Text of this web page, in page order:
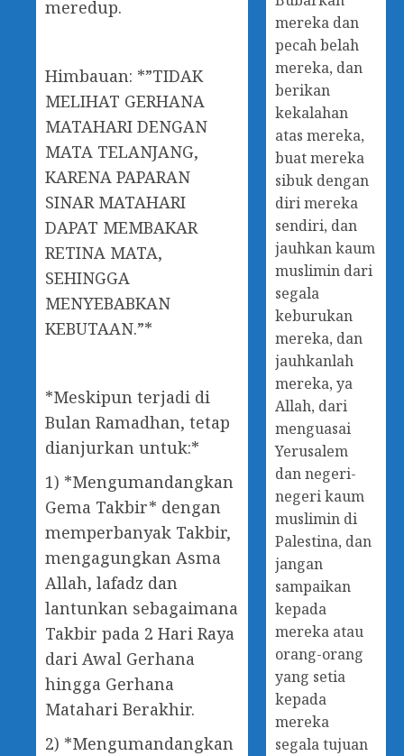
meredup.
Himbauan: *”TIDAK
MELIHAT GERHANA
MATAHARI DENGAN
MATA TELANJANG,
KARENA PAPARAN
SINAR MATAHARI
DAPAT MEMBAKAR
RETINA MATA,
SEHINGGA
MENYEBABKAN
KEBUTAAN.”*
*Meskipun terjadi di
Bulan Ramadhan, tetap
dianjurkan untuk:*
1) *Mengumandangkan
Gema Takbir* dengan
memperbanyak Takbir,
mengagungkan Asma
Allah, lafadz dan
lantunkan sebagaimana
Takbir pada 2 Hari Raya
dari Awal Gerhana
hingga Gerhana
Matahari Berakhir.
2) *Mengumandangkan
mereka dan
pecah belah
mereka, dan
berikan
kekalahan
atas mereka,
buat mereka
sibuk dengan
diri mereka
sendiri, dan
jauhkan kaum
muslimin dari
segala
keburukan
mereka, dan
jauhkanlah
mereka, ya
Allah, dari
menguasai
Yerusalem
dan negeri-
negeri kaum
muslimin di
Palestina, dan
jangan
sampaikan
kepada
mereka atau
orang-orang
yang setia
kepada
mereka
segala tujuan